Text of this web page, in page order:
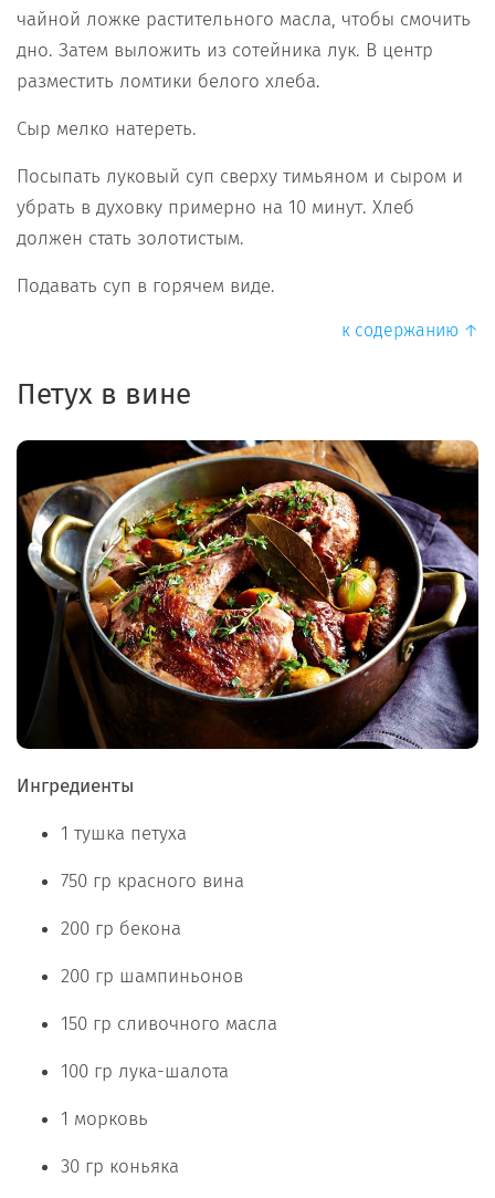
чайной ложке растительного масла, чтобы смочить
дно. Затем выложить из сотейника лук. В центр
разместить ломтики белого хлеба.
Сыр мелко натереть.
Посыпать луковый суп сверху тимьяном и сыром и
убрать в духовку примерно на 10 минут. Хлеб
должен стать золотистым.
Подавать суп в горячем виде.
к содержанию ↑
Петух в вине
Ингредиенты
1 тушка петуха
750 гр красного вина
200 гр бекона
200 гр шампиньонов
150 гр сливочного масла
100 гр лука-шалота
1 морковь
30 гр коньяка